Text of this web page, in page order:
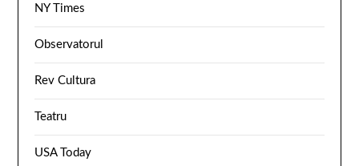
NY Times
Observatorul
Rev Cultura
Teatru
USA Today